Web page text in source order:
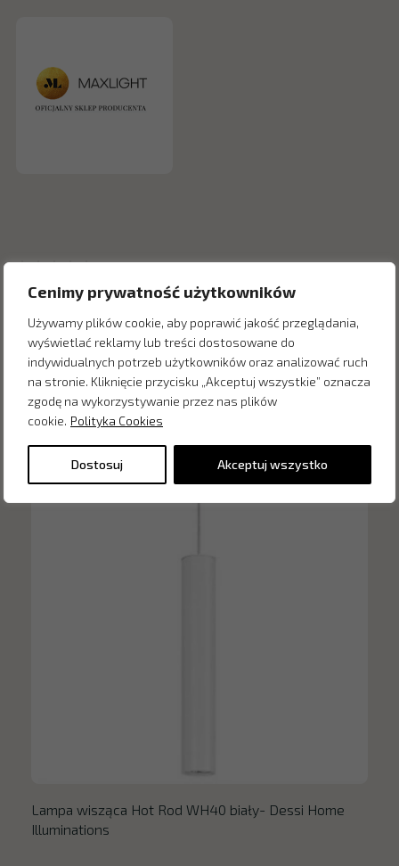
Cenimy prywatność użytkowników
Używamy plików cookie, aby poprawić jakość przeglądania,
wyświetlać reklamy lub treści dostosowane do
indywidualnych potrzeb użytkowników oraz analizować ruch
na stronie. Kliknięcie przycisku „Akceptuj wszystkie” oznacza
zgodę na wykorzystywanie przez nas plików
cookie. Polityka Cookies
Dostosuj Akceptuj wszystko
Inne produkty z kategorii
Lampa wisząca Hot Rod WH40 biały- Dessi Home
Illuminations